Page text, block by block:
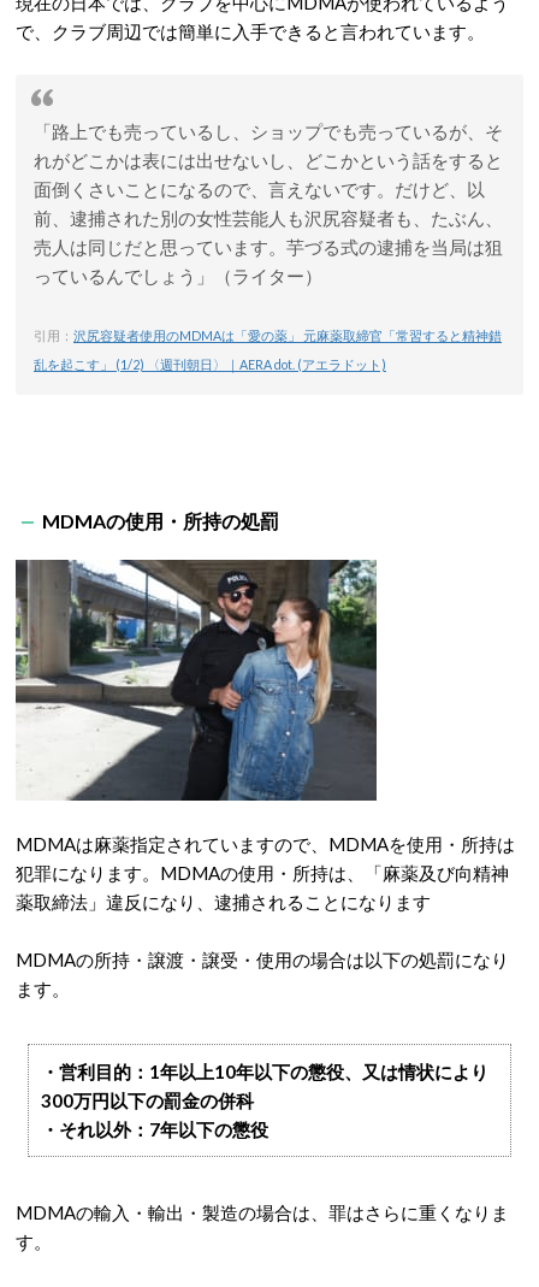
で、クラブ周辺では簡単に入手できると言われています。
「路上でも売っているし、ショップでも売っているが、そ
れがどこかは表には出せないし、どこかという話をすると
面倒くさいことになるので、言えないです。だけど、以
前、逮捕された別の女性芸能人も沢尻容疑者も、たぶん、
売人は同じだと思っています。芋づる式の逮捕を当局は狙
っているんでしょう」（ライター）
引用： 沢尻容疑者使用のMDMAは「愛の薬」 元麻薬取締官「常習すると精神錯
乱を起こす」 (1/2) 〈週刊朝日〉｜AERA dot. (アエラドット)
MDMAの使用・所持の処罰
MDMAは麻薬指定されていますので、MDMAを使用・所持は
犯罪になります。MDMAの使用・所持は、「麻薬及び向精神
薬取締法」違反になり、逮捕されることになります
MDMAの所持・譲渡・譲受・使用の場合は以下の処罰になり
ます。
・営利目的：1年以上10年以下の懲役、又は情状により
300万円以下の罰金の併科
・それ以外：7年以下の懲役
MDMAの輸入・輸出・製造の場合は、罪はさらに重くなりま
す。